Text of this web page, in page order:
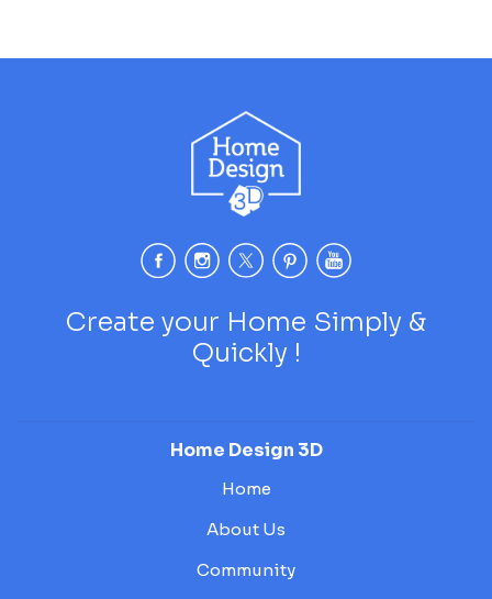
Create your Home Simply &
Quickly !
Home Design 3D
Home
About Us
Community